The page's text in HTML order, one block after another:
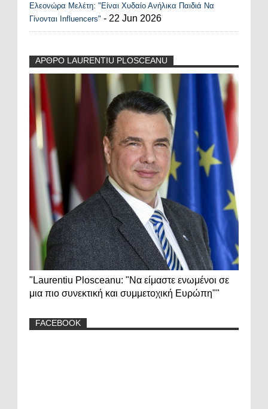
Ελεονώρα Μελέτη: "Είναι Χυδαίο Ανήλικα Παιδιά Να
Γίνονται Influencers" - 22 Jun 2026
ΑΡΘΡΟ LAURENTIU PLOSCEANU
"Laurentiu Plosceanu: "Να είμαστε ενωμένοι σε
μια πιο συνεκτική και συμμετοχική Ευρώπη""
FACEBOOK